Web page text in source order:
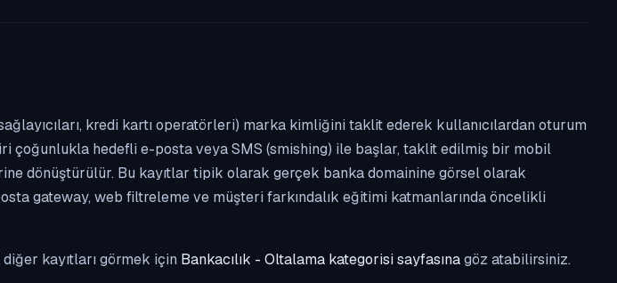
kredi kartı operatörleri) marka kimliğini taklit ederek kullanıcılardan oturum
çoğunlukla hedefli e-posta veya SMS (smishing) ile başlar, taklit edilmiş bir mobil
dönüştürülür. Bu kayıtlar tipik olarak gerçek banka domainine görsel olarak
gateway, web filtreleme ve müşteri farkındalık eğitimi katmanlarında öncelikli
diğer kayıtları görmek için Bankacılık - Oltalama kategorisi sayfasınagöz atabilirsiniz.